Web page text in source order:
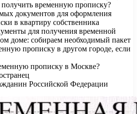
временную прописку?
документов для оформления
в квартиру собственника
для получения временной
доме: собираем необходимый пакет
прописку в другом городе, если
прописку в Москве?
Российской Федерации